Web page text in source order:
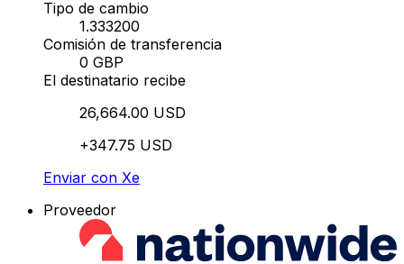
Tipo de cambio
1.333200
Comisión de transferencia
0 GBP
El destinatario recibe
26,664.00 USD
+347.75 USD
Enviar con Xe
Proveedor